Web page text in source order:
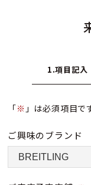
1.項目記入
「※ 」は必須項目で
ご興味のブランド